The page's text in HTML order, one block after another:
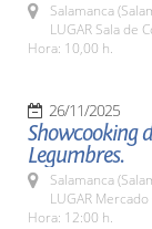
Salamanca
LUGAR Sala de
Hora: 10,00 h.
26/11/2025
Showcooking
Legumbres.
Salamanca
LUGAR
Hora: 12:00 h.